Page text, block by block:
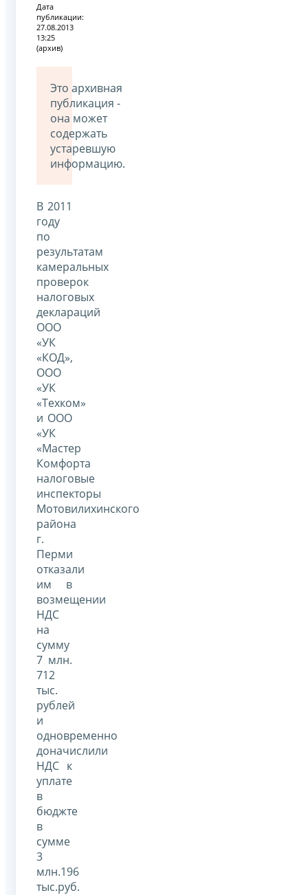
Дата
публикации:
27.08.2013
13:25
(архив)
Это архивная
публикация -
она может
содержать
устаревшую
информацию.
В 2011
году
по
результатам
камеральных
проверок
налоговых
деклараций
ООО
«УК
«КОД»,
ООО
«УК
«Техком»
и ООО
«УК
«Мастер
Комфорта
налоговые
инспекторы
Мотовилихинского
района
г.
Перми
отказали
им в
возмещении
НДС
на
сумму
7 млн.
712
тыс.
рублей
и
одновременно
доначислили
НДС к
уплате
в
бюджте
в
сумме
3
млн.196
тыс.руб.